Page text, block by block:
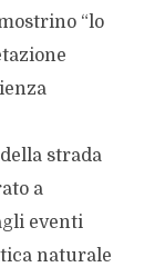
“lo
strada
a
eventi
naturale